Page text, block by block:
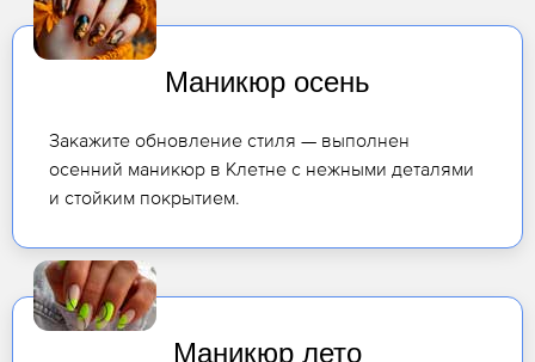
Маникюр осень
Закажите обновление стиля — выполнен
осенний маникюр в Клетне с нежными деталями
и стойким покрытием.
Маникюр лето